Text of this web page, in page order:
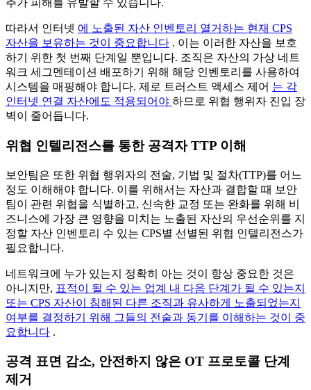
추가 피해를 유발할 수 있습니다.
따라서 인터넷 에 노출된 자산 인벤토리 열거하는 현재 CPS
자산을 보유하는 것이 중요합니다 . 이는 이러한 자산을 보호
하기 위한 첫 번째 단계일 뿐입니다. 조직은 자산의 가상 네트
워크 세그멘테이션 배포하기 위해 해당 인벤토리를 사용하여
시스템을 매핑해야 합니다. 제로 트러스트 액세스 제어 는 각
인터넷 연결 자산에도 적용되어야 하므로 위협 행위자 진입 장
벽이 줄어듭니다.
위협 인텔리전스를 통한 공격자 TTP 이해
보안팀은 또한 위협 행위자의 전술, 기법 및 절차(TTP)를 어느
정도 이해해야 합니다. 이를 위해서는 자산과 결합할 때 보안
팀이 관련 위협을 식별하고, 신속한 교정 또는 완화를 위해 비
즈니스에 가장 큰 영향을 미치는 노출된 자산의 우선순위를 지
정할 자산 인벤토리 수 있는 CPS별 선별된 위협 인텔리전스가
필요합니다.
네트워크에 누가 있는지 정확히 아는 것이 항상 중요한 것은
아니지만, 표적이 될 수 있는 업계 내 다음 단계가 될 수 있는지
또는 CPS 자산이 침해된 다른 조직과 유사하게 노출되었는지
여부를 결정하기 위해 그들의 전술과 동기를 이해하는 것이 중
요합니다 .
공격 표면 감소, 안전하지 않은 OT 프로토콜 단계
제거